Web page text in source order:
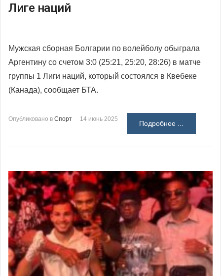
Лиге наций
Мужская сборная Болгарии по волейболу обыграла
Аргентину со счетом 3:0 (25:21, 25:20, 28:26) в матче
группы 1 Лиги наций, который состоялся в Квебеке
(Канада), сообщает БТА.
Опубликовано в Спорт 14 июнь 2025
Подробнее ...